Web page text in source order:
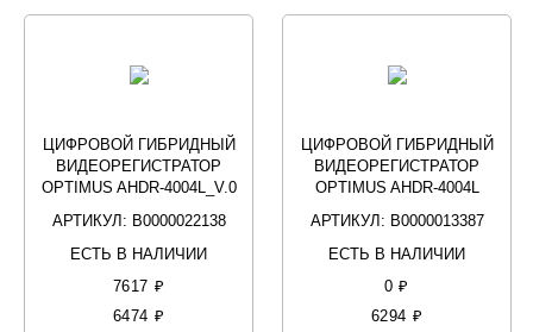
ЦИФРОВОЙ ГИБРИДНЫЙ
ВИДЕОРЕГИСТРАТОР
OPTIMUS AHDR-4004L_V.0
АРТИКУЛ: В0000022138
ЕСТЬ В НАЛИЧИИ
7617 ₽
6474 ₽
ЦИФРОВОЙ ГИБРИДНЫЙ
ВИДЕОРЕГИСТРАТОР
OPTIMUS AHDR-4004L
АРТИКУЛ: В0000013387
ЕСТЬ В НАЛИЧИИ
0 ₽
6294 ₽